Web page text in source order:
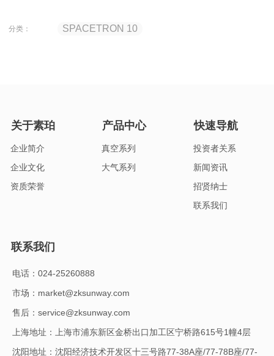
分类： SPACETRON 10
关于素珀
企业简介
企业文化
资质荣誉
产品中心
真空系列
大气系列
快速导航
投资者关系
新闻资讯
招贤纳士
联系我们
联系我们
电话：024-25260888
市场：market@zksunway.com
售后：service@zksunway.com
上海地址：上海市浦东新区金桥出口加工区宁桥路615号1幢4层
沈阳地址：沈阳经济技术开发区十三号路77-38A座/77-78B座/77-